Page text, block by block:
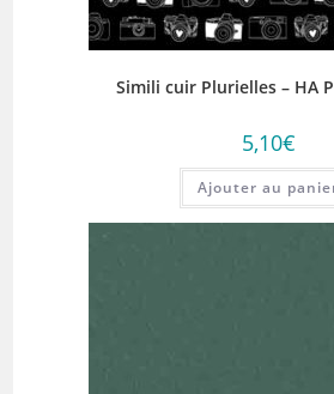
Simili cuir Plurielles – HA
5,10€
Ajouter au